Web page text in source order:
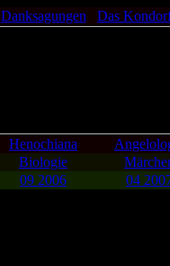
Danksagungen Das
Henochiana
Biologie
09 2006
04